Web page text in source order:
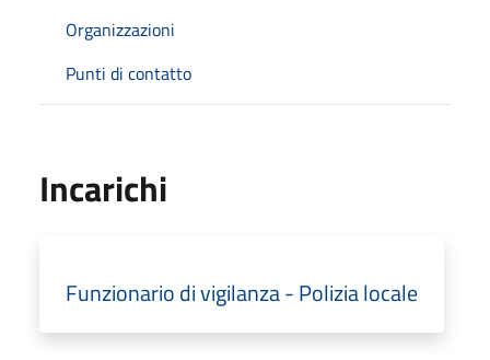
Organizzazioni
Punti di contatto
Incarichi
Funzionario di vigilanza - Polizia locale